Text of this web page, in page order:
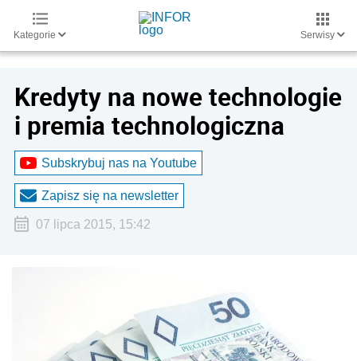
Kategorie Serwisy
Kredyty na nowe technologie
i premia technologiczna
Subskrybuj nas na Youtube
Zapisz się na newsletter
07 lipca 2015, 15:42